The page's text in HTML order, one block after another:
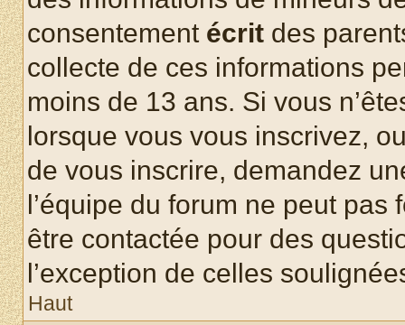
consentement écrit des
collecte de ces informations
moins de 13 ans. Si vous
lorsque vous vous inscrivez,
de vous inscrire, demandez
l’équipe du forum ne peut
être contactée pour des
l’exception de celles
Haut